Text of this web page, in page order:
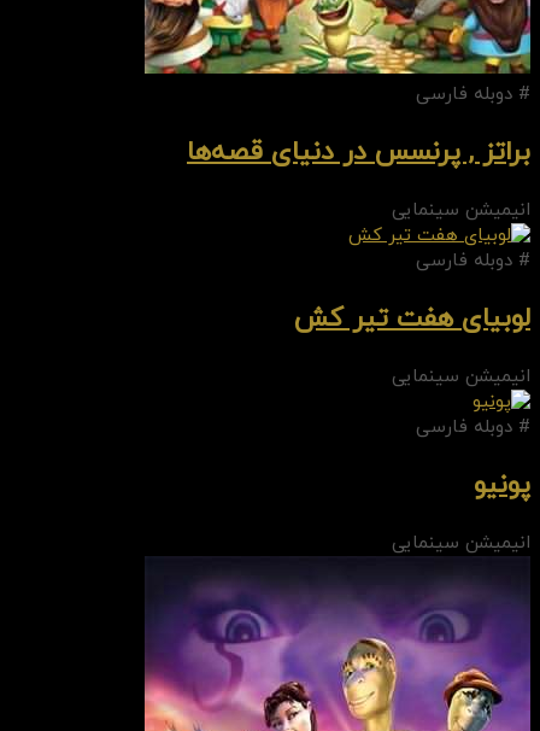
# دوبله فارسی
براتز , پرنسس در دنیای قصه‌ها
انیمیشن سینمایی
# دوبله فارسی
لوبیای هفت تیر کش
انیمیشن سینمایی
# دوبله فارسی
پونیو
انیمیشن سینمایی